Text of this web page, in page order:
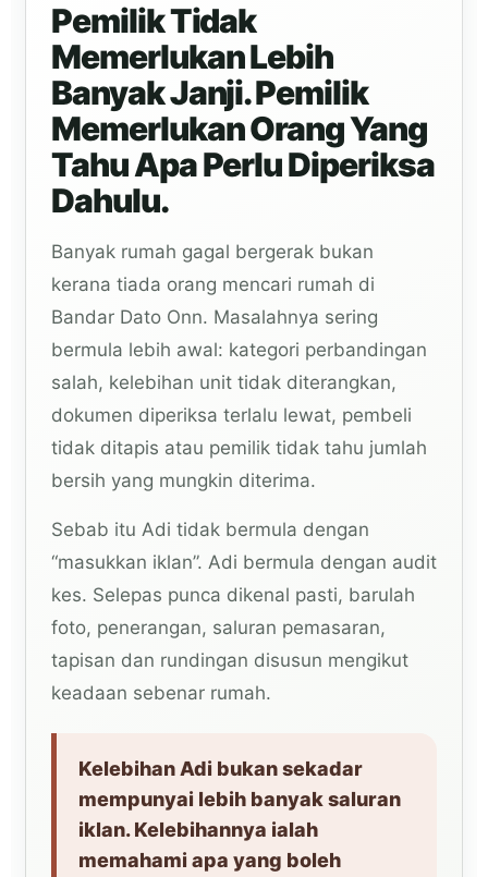
Pemilik Tidak
Memerlukan Lebih
Banyak Janji. Pemilik
Memerlukan Orang Yang
Tahu Apa Perlu Diperiksa
Dahulu.
Banyak rumah gagal bergerak bukan
kerana tiada orang mencari rumah di
Bandar Dato Onn. Masalahnya sering
bermula lebih awal: kategori perbandingan
salah, kelebihan unit tidak diterangkan,
dokumen diperiksa terlalu lewat, pembeli
tidak ditapis atau pemilik tidak tahu jumlah
bersih yang mungkin diterima.
Sebab itu Adi tidak bermula dengan
“masukkan iklan”. Adi bermula dengan audit
kes. Selepas punca dikenal pasti, barulah
foto, penerangan, saluran pemasaran,
tapisan dan rundingan disusun mengikut
keadaan sebenar rumah.
Kelebihan Adi bukan sekadar
mempunyai lebih banyak saluran
iklan. Kelebihannya ialah
memahami apa yang boleh